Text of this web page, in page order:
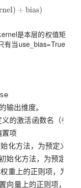
是本层的权值矩
有当use_bias=True